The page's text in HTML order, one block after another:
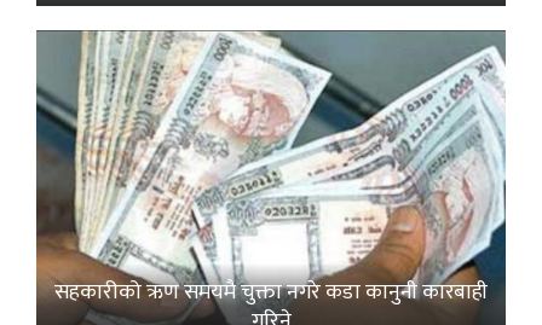
सहकारीको ऋण समयमै चुक्ता नगरे कडा कानुनी कारबाही